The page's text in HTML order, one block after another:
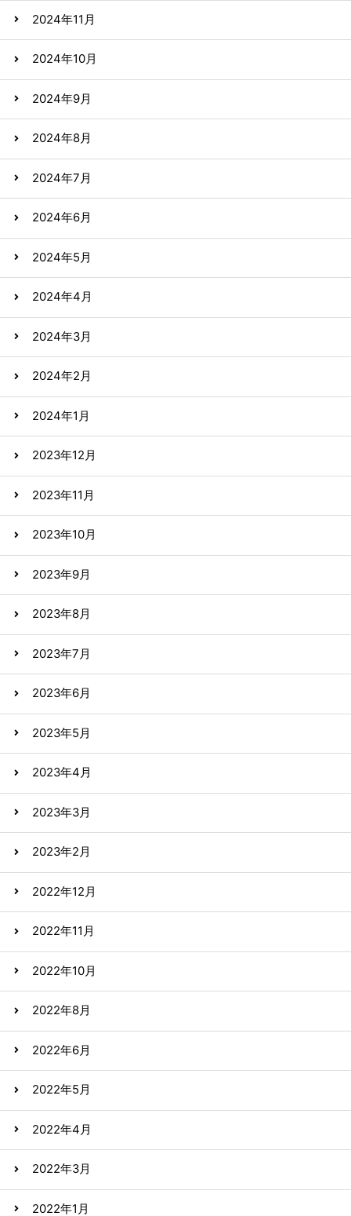
2024年11月
2024年10月
2024年9月
2024年8月
2024年7月
2024年6月
2024年5月
2024年4月
2024年3月
2024年2月
2024年1月
2023年12月
2023年11月
2023年10月
2023年9月
2023年8月
2023年7月
2023年6月
2023年5月
2023年4月
2023年3月
2023年2月
2022年12月
2022年11月
2022年10月
2022年8月
2022年6月
2022年5月
2022年4月
2022年3月
2022年1月